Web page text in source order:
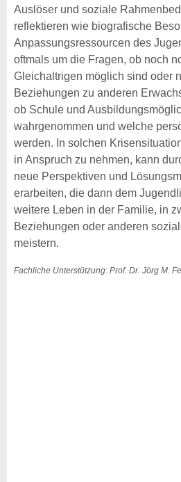
Auslöser und soziale
reflektieren wie biografische
Anpassungsressourcen des
oftmals um die Fragen, ob noch
Gleichaltrigen möglich sind oder
Beziehungen zu anderen
ob Schule und
wahrgenommen und welche
werden. In solchen
in Anspruch zu nehmen, kann
neue Perspektiven und
erarbeiten, die dann dem
weitere Leben in der Familie, in
Beziehungen oder anderen
meistern.
Fachliche Unterstützung: Prof. Dr. Jörg M.